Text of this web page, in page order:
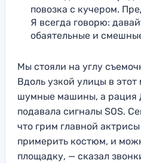
повозка с кучером.
Я всегда говорю:
обаятельные и
Мы стояли на углу
Вдоль узкой улицы в
шумные машины, а рация
подавала сигналы SOS.
что грим главной
примерить костюм, и
площадку, — сказал